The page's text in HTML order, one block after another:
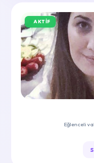
AKTIF
Eğlenceli